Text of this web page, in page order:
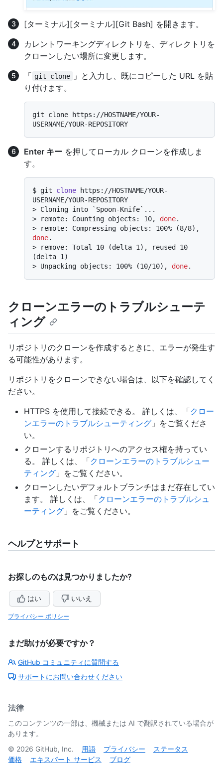
[ターミナル][ターミナル][Git Bash] を開きます。
カレントワーキングディレクトリを、ディレクトリを
クローンしたい場所に変更します。
「 git clone
」と入力し、既にコピーした URL を貼
り付けます。
git clone https://HOSTNAME/YOUR-
Enter キー を押してローカル クローンを作成しま
す。
$ git clone https://HOSTNAME/YOUR-
USERNAME/YOUR-REPOSITORY
> Cloning into `Spoon-Knife`...
>
remote: Counting objects: 10, done.
>
done.
>
remove: Total 10 (delta 1), reused 10
(delta 1)
> Unpacking objects: 100% (10/10), done.
クローンエラーのトラブルシューテ
ィング
リポジトリのクローンを作成するときに、エラーが発生す
る可能性があります。
リポジトリをクローンできない場合は、以下を確認してく
ださい。
HTTPS を使用して接続できる。 詳しくは、「クロー
ンエラーのトラブルシューティング 」をご覧くださ
い。
クローンするリポジトリへのアクセス権を持ってい
る。 詳しくは、「クローンエラーのトラブルシュー
ティング 」をご覧ください。
クローンしたいデフォルトブランチはまだ存在してい
ます。 詳しくは、「クローンエラーのトラブルシュ
ーティング 」をご覧ください。
ヘルプとサポート
お探しのものは見つかりましたか?
はい いいえ
プライバシー ポリシー
まだ助けが必要ですか？
GitHub コミュニティに質問する
サポートにお問い合わせください
法律
このコンテンツの一部は、機械または AI で翻訳されている場合が
あります。
© 2026 GitHub, Inc. 用語 プライバシー
ステータス
価格
エキスパート サービス ブログ